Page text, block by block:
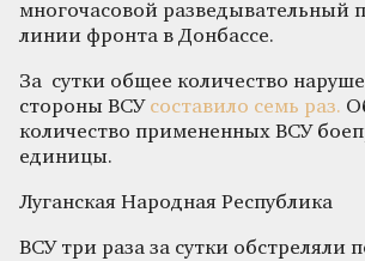
многочасовой разведывательный
линии фронта в Донбассе.
За сутки общее количество
стороны ВСУ составило семь раз.
количество примененных ВСУ
единицы.
Луганская Народная Республика
ВСУ три раза за сутки обстреляли